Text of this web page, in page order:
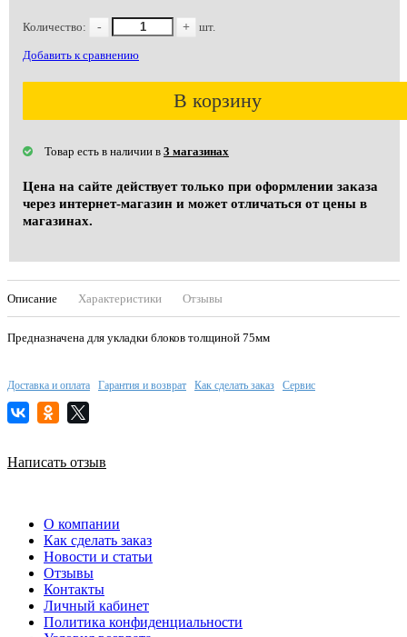
Количество: - + шт.
Добавить к сравнению
В корзину
Товар есть в наличии в 3 магазинах
Цена на сайте действует только при оформлении заказа
через интернет-магазин и может отличаться от цены в
магазинах.
Описание Характеристики Отзывы
Предназначена для укладки блоков толщиной 75мм
Доставка и оплата Гарантия и возврат Как сделать заказ Сервис
Написать отзыв
О компании
Как сделать заказ
Новости и статьи
Отзывы
Контакты
Личный кабинет
Политика конфиденциальности